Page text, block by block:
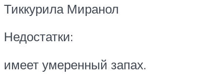
Тиккурила Миранол
Недостатки:
имеет умеренный запах.